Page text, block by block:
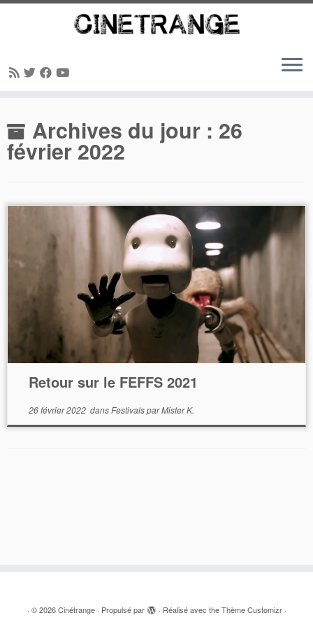
au
contenuArchives du jour : 26
février 2022
Retour sur le FEFFS 2021
26 février 2022dansFestivalsparMister K.
· © 2026 Cinétrange· Propulsé par · Réalisé avec theThème Customizr·